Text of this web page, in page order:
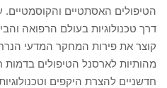
הטיפולים האסתטיים והקוסמטיים.
דרך טכנולוגיות בעולם הרפואה
קוצר את פירות המחקר המדעי
מהותיות לארסנל הטיפולים בדמות
חדשניים להצרת היקפים